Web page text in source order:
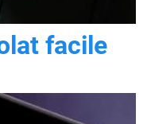
facile